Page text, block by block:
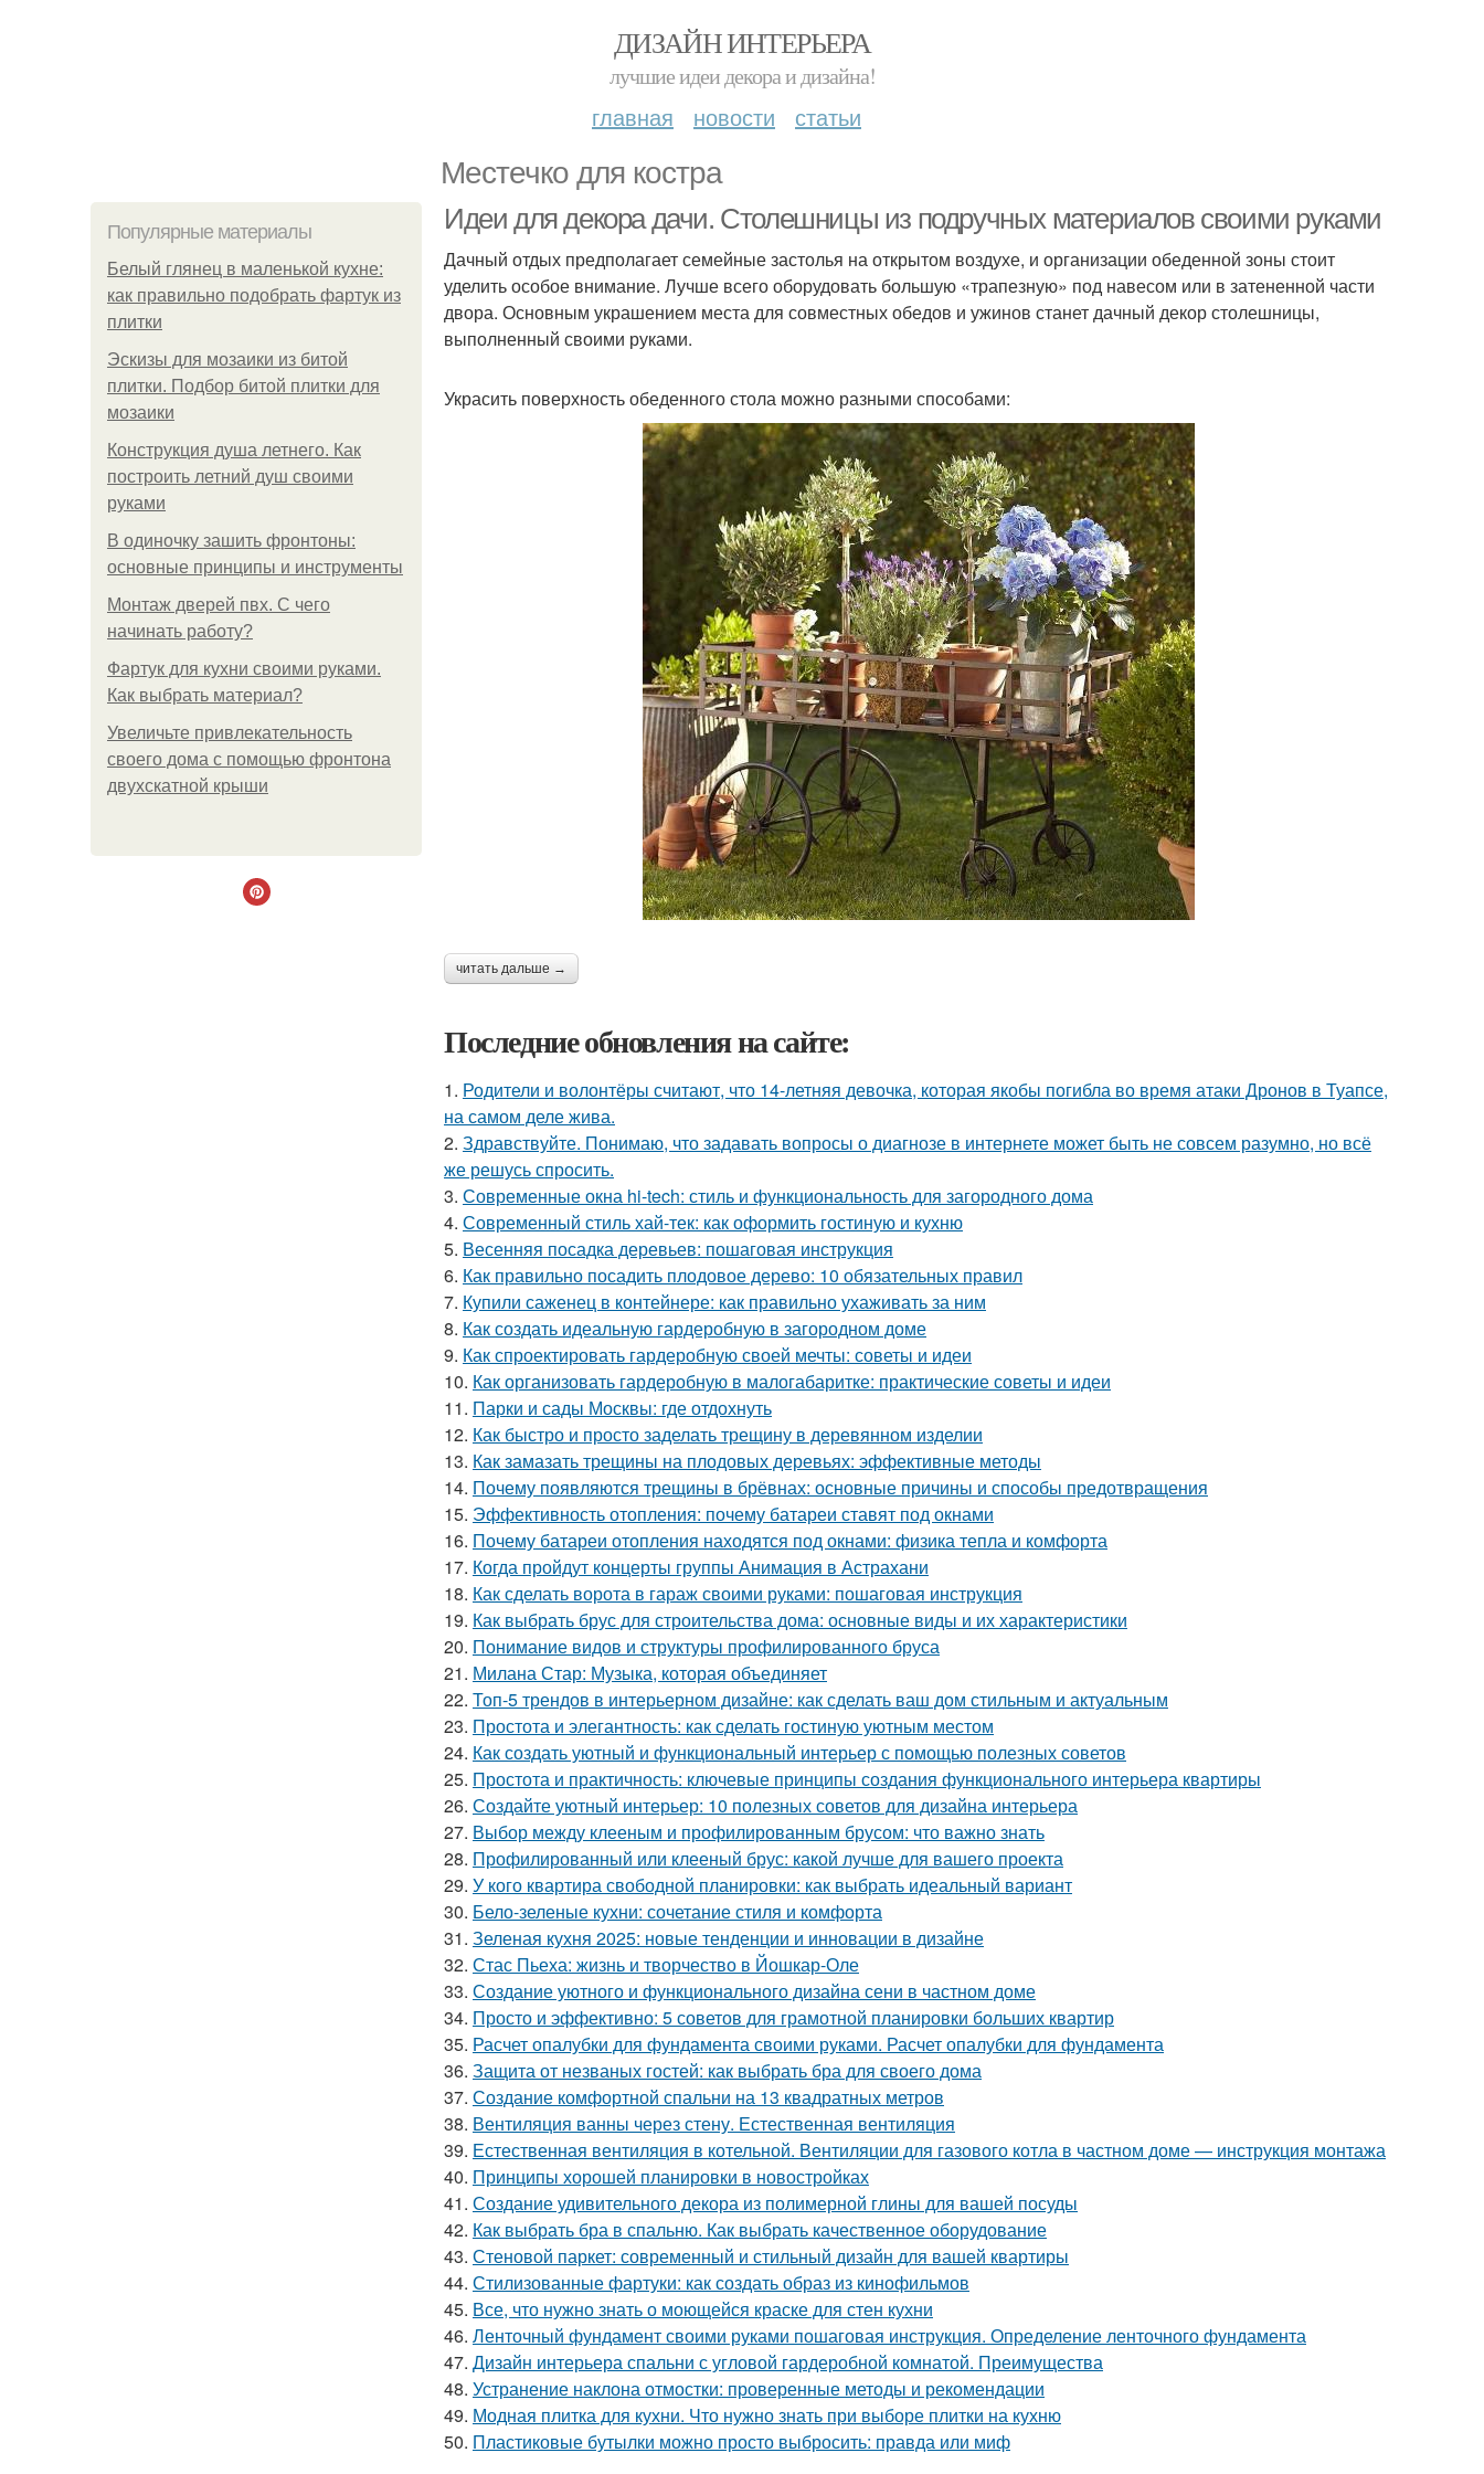
ДИЗАЙН ИНТЕРЬЕРА
лучшие идеи декора и дизайна!
главная новости статьи
Местечко для костра
Популярные материалы
Белый глянец в маленькой кухне:
как правильно подобрать фартук из
плитки
Эскизы для мозаики из битой
плитки. Подбор битой плитки для
мозаики
Конструкция душа летнего. Как
построить летний душ своими
руками
В одиночку зашить фронтоны:
основные принципы и инструменты
Монтаж дверей пвх. С чего
начинать работу?
Фартук для кухни своими руками.
Как выбрать материал?
Увеличьте привлекательность
своего дома с помощью фронтона
двухскатной крыши
Идеи для декора дачи. Столешницы из подручных материалов своими руками
Дачный отдых предполагает семейные застолья на открытом воздухе, и организации обеденной зоны стоит
уделить особое внимание. Лучше всего оборудовать большую «трапезную» под навесом или в затененной части
двора. Основным украшением места для совместных обедов и ужинов станет дачный декор столешницы,
выполненный своими руками.
Украсить поверхность обеденного стола можно разными способами:
читать дальше →
Последние обновления на сайте:
1. Родители и волонтёры считают, что 14-летняя девочка, которая якобы погибла во время атаки Дронов в Туапсе,
на самом деле жива.
2. Здравствуйте. Понимаю, что задавать вопросы о диагнозе в интернете может быть не совсем разумно, но всё
же решусь спросить.
3. Современные окна hi-tech: стиль и функциональность для загородного дома
4. Современный стиль хай-тек: как оформить гостиную и кухню
5. Весенняя посадка деревьев: пошаговая инструкция
6. Как правильно посадить плодовое дерево: 10 обязательных правил
7. Купили саженец в контейнере: как правильно ухаживать за ним
8. Как создать идеальную гардеробную в загородном доме
9. Как спроектировать гардеробную своей мечты: советы и идеи
10. Как организовать гардеробную в малогабаритке: практические советы и идеи
11. Парки и сады Москвы: где отдохнуть
12. Как быстро и просто заделать трещину в деревянном изделии
13. Как замазать трещины на плодовых деревьях: эффективные методы
14. Почему появляются трещины в брёвнах: основные причины и способы предотвращения
15. Эффективность отопления: почему батареи ставят под окнами
16. Почему батареи отопления находятся под окнами: физика тепла и комфорта
17. Когда пройдут концерты группы Анимация в Астрахани
18. Как сделать ворота в гараж своими руками: пошаговая инструкция
19. Как выбрать брус для строительства дома: основные виды и их характеристики
20. Понимание видов и структуры профилированного бруса
21. Милана Стар: Музыка, которая объединяет
22. Топ-5 трендов в интерьерном дизайне: как сделать ваш дом стильным и актуальным
23. Простота и элегантность: как сделать гостиную уютным местом
24. Как создать уютный и функциональный интерьер с помощью полезных советов
25. Простота и практичность: ключевые принципы создания функционального интерьера квартиры
26. Создайте уютный интерьер: 10 полезных советов для дизайна интерьера
27. Выбор между клееным и профилированным брусом: что важно знать
28. Профилированный или клееный брус: какой лучше для вашего проекта
29. У кого квартира свободной планировки: как выбрать идеальный вариант
30. Бело-зеленые кухни: сочетание стиля и комфорта
31. Зеленая кухня 2025: новые тенденции и инновации в дизайне
32. Стас Пьеха: жизнь и творчество в Йошкар-Оле
33. Создание уютного и функционального дизайна сени в частном доме
34. Просто и эффективно: 5 советов для грамотной планировки больших квартир
35. Расчет опалубки для фундамента своими руками. Расчет опалубки для фундамента
36. Защита от незваных гостей: как выбрать бра для своего дома
37. Создание комфортной спальни на 13 квадратных метров
38. Вентиляция ванны через стену. Естественная вентиляция
39. Естественная вентиляция в котельной. Вентиляции для газового котла в частном доме — инструкция монтажа
40. Принципы хорошей планировки в новостройках
41. Создание удивительного декора из полимерной глины для вашей посуды
42. Как выбрать бра в спальню. Как выбрать качественное оборудование
43. Стеновой паркет: современный и стильный дизайн для вашей квартиры
44. Стилизованные фартуки: как создать образ из кинофильмов
45. Все, что нужно знать о моющейся краске для стен кухни
46. Ленточный фундамент своими руками пошаговая инструкция. Определение ленточного фундамента
47. Дизайн интерьера спальни с угловой гардеробной комнатой. Преимущества
48. Устранение наклона отмостки: проверенные методы и рекомендации
49. Модная плитка для кухни. Что нужно знать при выборе плитки на кухню
50. Пластиковые бутылки можно просто выбросить: правда или миф